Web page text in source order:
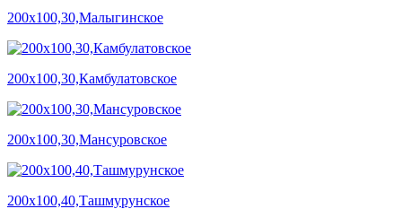
200х100,30,Малыгинское
200х100,30,Камбулатовское
200х100,30,Мансуровское
200х100,40,Ташмурунское